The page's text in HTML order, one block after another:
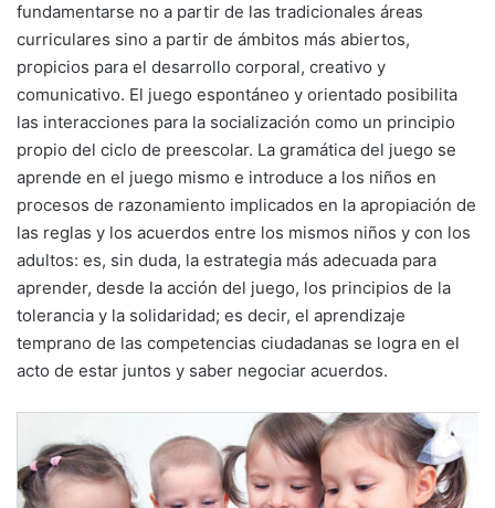
fundamentarse no a partir de las tradicionales áreas
curriculares sino a partir de ámbitos más abiertos,
propicios para el desarrollo corporal, creativo y
comunicativo. El juego espontáneo y orientado posibilita
las interacciones para la socialización como un principio
propio del ciclo de preescolar. La gramática del juego se
aprende en el juego mismo e introduce a los niños en
procesos de razonamiento implicados en la apropiación de
las reglas y los acuerdos entre los mismos niños y con los
adultos: es, sin duda, la estrategia más adecuada para
aprender, desde la acción del juego, los principios de la
tolerancia y la solidaridad; es decir, el aprendizaje
temprano de las competencias ciudadanas se logra en el
acto de estar juntos y saber negociar acuerdos.